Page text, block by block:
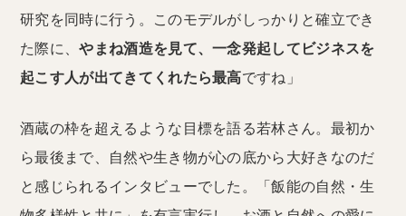
研究を同時に行う。このモデルがしっかりと確立でき
た際に、やまね酒造を見て、一念発起してビジネスを
起こす人が出てきてくれたら最高ですね」
酒蔵の枠を超えるような目標を語る若林さん。最初か
ら最後まで、自然や生き物が心の底から大好きなのだ
と感じられるインタビューでした。「飯能の自然・生